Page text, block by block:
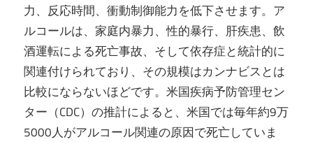
力、反応時間、衝動制御能力を低下させます。ア
ルコールは、家庭内暴力、性的暴行、肝疾患、飲
酒運転による死亡事故、そして依存症と統計的に
関連付けられており、その規模はカンナビスとは
比較にならないほどです。米国疾病予防管理セン
ター（CDC）の推計によると、米国では毎年約9万
5000人がアルコール関連の原因で死亡していま